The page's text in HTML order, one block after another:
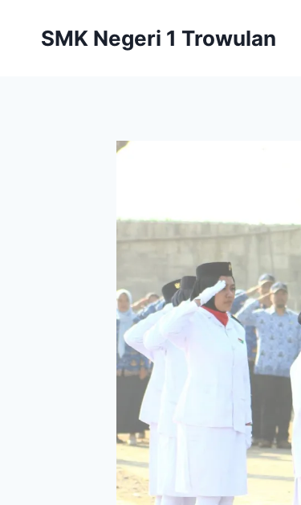
SMK Negeri 1 Trowulan